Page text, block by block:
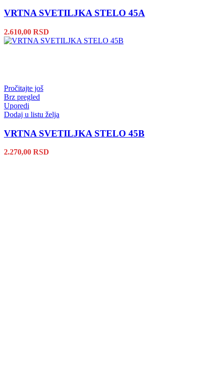
VRTNA SVETILJKA STELO 45A
2.610,00 RSD
Pročitajte još
Brz pregled
Uporedi
Dodaj u listu želja
VRTNA SVETILJKA STELO 45B
2.270,00 RSD